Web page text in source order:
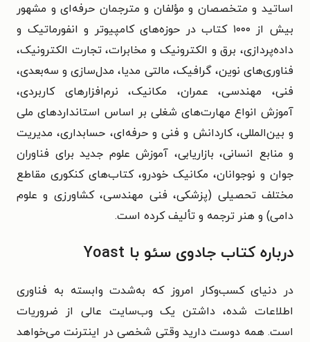
اساتید و متخصصان و مؤلفان و مترجمان حرفه‌ای و مشهور
بیش از ۱۰۰۰ کتاب در حوزه‌های کامپیوتر و انفورماتیک و
داده‌پردازی، برق و الکترونیک و مخابرات، تجارت الکترونیک،
فناوری‌های نوین، گرافیک، مالتی مدیا، مدل‌سازی و سه‌بعدی،
فنی، مهندسی، عمران، مکانیک، نرم‌افزارهای کاربردی،
آموزش انواع مهارت‌های شغلی بر اساس استانداردهای ملی
و بین‌المللی، کاردانش و فنی و حرفه‌ای، حسابداری، مدیریت
و منابع انسانی، بازاریابی، آموزش علوم جدید برای فناوران
جوان و نوجوانان، مکانیک خودرو، کتاب‌های کنکوری مقاطع
مختلف تحصیلی (پزشکی، فنی مهندسی، کشاورزی و علوم
دامی) و هنر ترجمه و تألیف کرده است.
درباره کتاب جادوی سئو با Yoast
در دنیای کسب‌وکار امروز که به‌شدت وابسته به فناوری
اطلاعات شده، داشتن یک وب‌سایت عالی از ضروریات
است. همه دوست دارید وقتی شخصی در اینترنت می‌خواهد